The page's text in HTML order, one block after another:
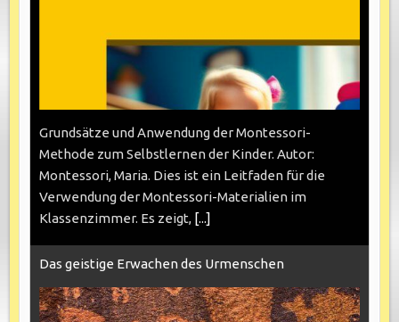
Grundsätze und Anwendung der Montessori-
Methode zum Selbstlernen der Kinder. Autor:
Montessori, Maria. Dies ist ein Leitfaden für die
Verwendung der Montessori-Materialien im
Klassenzimmer. Es zeigt, [...]
Das geistige Erwachen des Urmenschen